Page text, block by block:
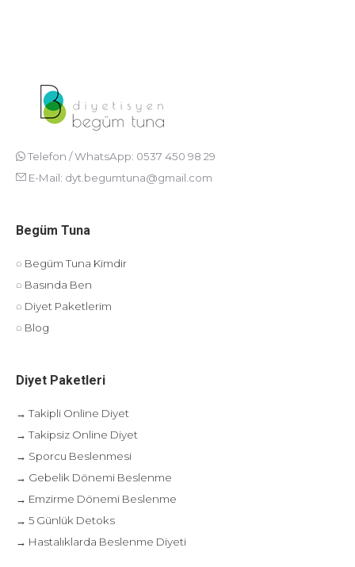
Telefon / WhatsApp: 0537 450 98 29
E-Mail: dyt.begumtuna@gmail.com
Begüm Tuna
◌ Begüm Tuna Kimdir
◌ Basında Ben
◌ Diyet Paketlerim
◌ Blog
Diyet Paketleri
→ Takipli Online Diyet
→ Takipsiz Online Diyet
→ Sporcu Beslenmesi
→ Gebelik Dönemi Beslenme
→ Emzirme Dönemi Beslenme
→ 5 Günlük Detoks
→ Hastalıklarda Beslenme Diyeti